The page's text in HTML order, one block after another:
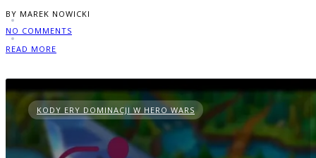
BY MAREK NOWICKI
NO COMMENTS
READ MORE
KODY ERY DOMINACJI W HERO WARS